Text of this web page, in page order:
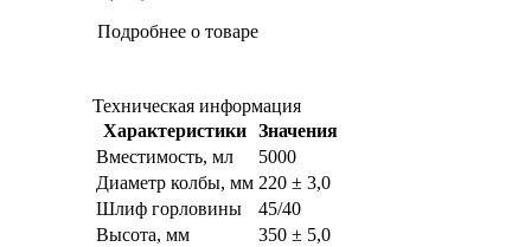
Подробнее о товаре
Техническая информация
Характеристики Значения
Вместимость, мл
5000
Диаметр колбы, мм 220 ± 3,0
Шлиф горловины
45/40
Высота, мм
350 ± 5,0